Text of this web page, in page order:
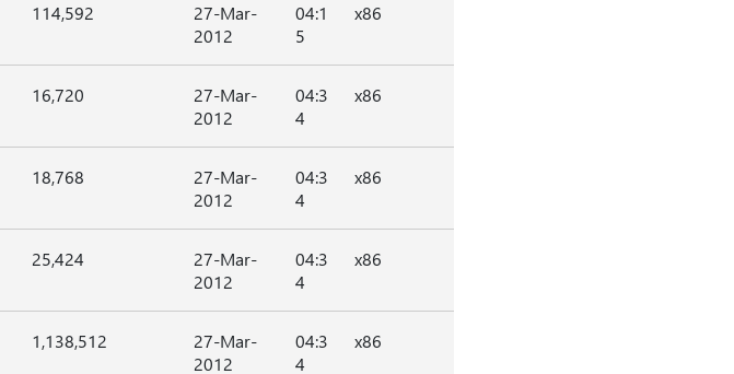
114,592
27-Mar-
2012
04:1
5
x86
16,720
27-Mar-
2012
04:3
4
x86
18,768
27-Mar-
2012
04:3
4
x86
25,424
27-Mar-
2012
04:3
4
x86
1,138,512
27-Mar-
2012
04:3
4
x86